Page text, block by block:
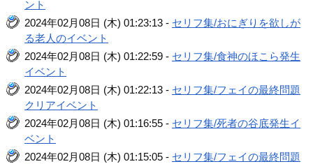
ント
2024年02月08日 (木) 01:23:13 - セリフ集/おにぎりを欲しが
る老人のイベント
2024年02月08日 (木) 01:22:59 - セリフ集/食神のほこら発生
イベント
2024年02月08日 (木) 01:22:13 - セリフ集/フェイの最終問題
クリアイベント
2024年02月08日 (木) 01:16:55 - セリフ集/死者の谷底発生イ
ベント
2024年02月08日 (木) 01:15:05 - セリフ集/フェイの最終問題